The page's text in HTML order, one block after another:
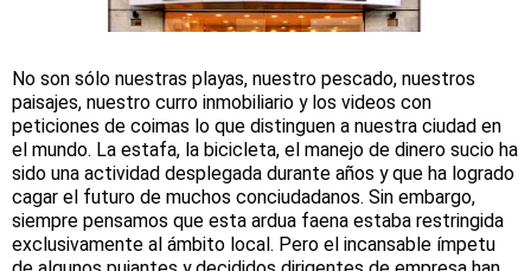
No son sólo nuestras playas, nuestro pescado, nuestros
paisajes, nuestro curro inmobiliario y los videos con
peticiones de coimas lo que distinguen a nuestra ciudad en
el mundo. La estafa, la bicicleta, el manejo de dinero sucio ha
sido una actividad desplegada durante años y que ha logrado
cagar el futuro de muchos conciudadanos. Sin embargo,
siempre pensamos que esta ardua faena estaba restringida
exclusivamente al ámbito local. Pero el incansable ímpetu